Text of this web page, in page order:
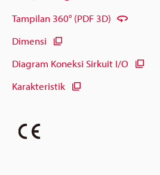
Tampilan 360° (PDF 3D)
Dimensi
Diagram Koneksi Sirkuit I/O
Karakteristik